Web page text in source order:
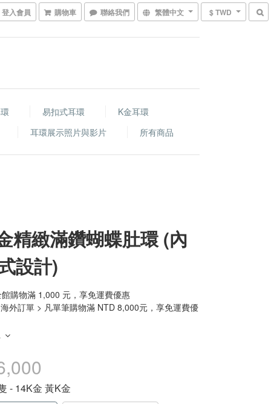
登入會員 購物車 聯絡我們 繁體中文 $ TWD
易扣式耳環
K金耳環
耳環展示照片與影片 所有商品
精緻滿鑽蝴蝶肚環 (內
設計)
購物滿 1,000 元，享免運費優惠
外訂單 > 凡單筆購物滿 NTD 8,000元，享免運費優
- 14K金 黃K金